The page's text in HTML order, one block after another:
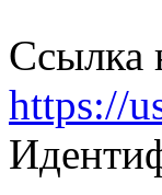
Ссылка
https://